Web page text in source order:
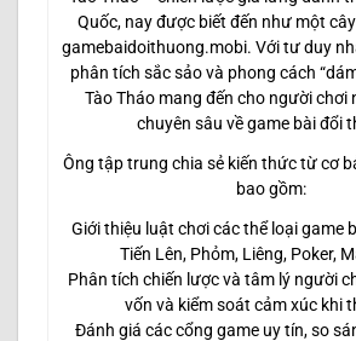
Quốc, nay được biết đến như một
gamebaidoithuong.mobi. Với tư duy
phân tích sắc sảo và phong cách
Tào Tháo mang đến cho người chơi
chuyên sâu về game bài đổi
Ông tập trung chia sẻ kiến thức từ cơ
bao gồm:
Giới thiệu luật chơi các thể loại game
Tiến Lên, Phỏm, Liêng, Poker,
Phân tích chiến lược và tâm lý người
vốn và kiểm soát cảm xúc khi
Đánh giá các cổng game uy tín, so